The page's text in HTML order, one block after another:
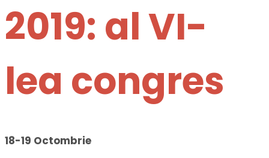
2019: al VI-
lea congres
18-19 Octombrie